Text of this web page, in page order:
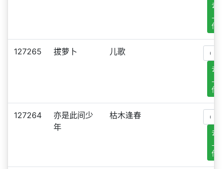
去
传
127265 拔萝卜 儿歌
去
传
127264
亦是此间少
年
枯木逢春
去
传